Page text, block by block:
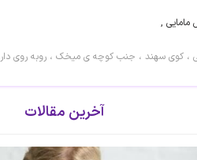
مامایی ,
، کوی سهند ، جنب کوچه ی میخک ، روبه روی
آخرین مقالات